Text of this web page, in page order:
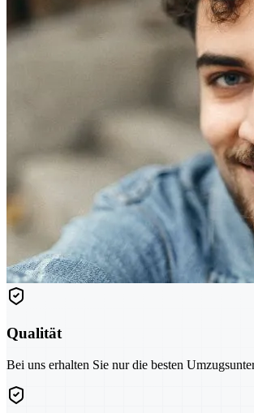
Qualität
Bei uns erhalten Sie nur die besten